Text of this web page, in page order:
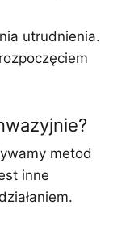
utrudnienia.
metod
inne